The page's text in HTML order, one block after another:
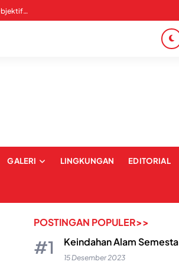
WALHI Sultra Mengecam Upaya Intimidasi dan Suap terhadap Pers Mahasiswa Objektif IAIN Kendari
GALERI LINGKUNGAN EDITORIAL
POSTINGAN POPULER>>
Keindahan Alam Semesta
15 Desember 2023